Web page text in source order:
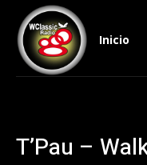
Inicio
T’Pau –